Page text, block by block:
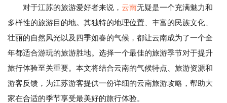
对于江苏的旅游爱好者来说， 云南无疑是一个充满魅力和
多样性的旅游目的地。其独特的地理位置、丰富的民族文化、
壮丽的自然风光以及四季如春的气候，都让云南成为了一个全
年都适合游玩的旅游胜地。选择一个最佳的旅游季节对于提升
旅行体验至关重要。本文将结合云南的气候特点、旅游资源和
游客反馈，为江苏游客提供一份详细的云南旅游攻略，帮助大
家在合适的季节享受最美好的旅行体验。